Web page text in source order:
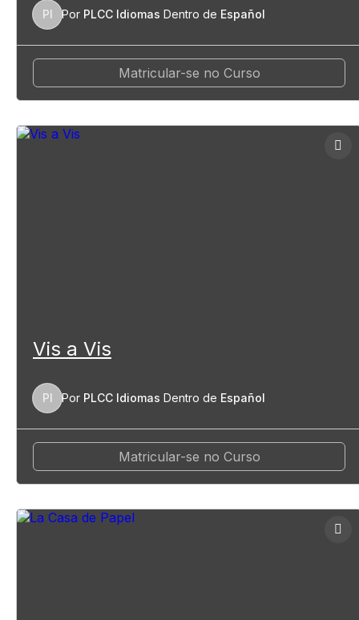
PI Por PLCC Idiomas Dentro de Español
Matricular-se no Curso
Vis a Vis
PI Por PLCC Idiomas Dentro de Español
Matricular-se no Curso